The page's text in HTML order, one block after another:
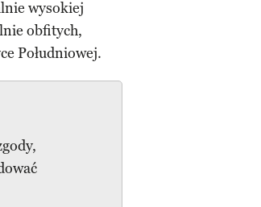
wysokiej
obfitych,
Południowej.